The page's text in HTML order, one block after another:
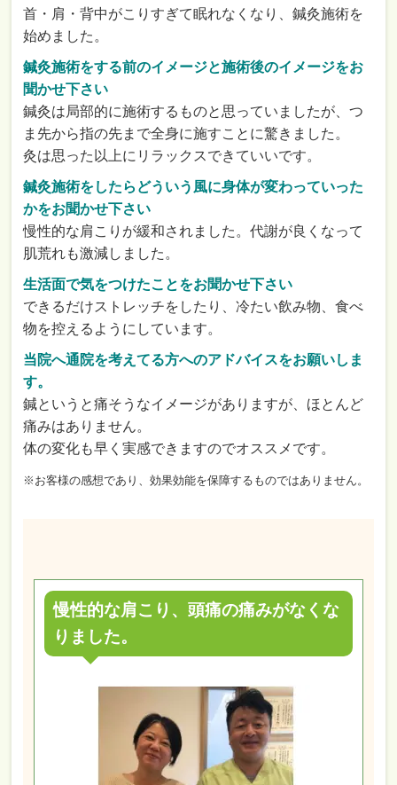
首・肩・背中がこりすぎて眠れなくなり、鍼灸施術を
始めました。
鍼灸施術をする前のイメージと施術後のイメージをお
聞かせ下さい
鍼灸は局部的に施術するものと思っていましたが、つ
ま先から指の先まで全身に施すことに驚きました。
灸は思った以上にリラックスできていいです。
鍼灸施術をしたらどういう風に身体が変わっていった
かをお聞かせ下さい
慢性的な肩こりが緩和されました。代謝が良くなって
肌荒れも激減しました。
生活面で気をつけたことをお聞かせ下さい
できるだけストレッチをしたり、冷たい飲み物、食べ
物を控えるようにしています。
当院へ通院を考えてる方へのアドバイスをお願いしま
す。
鍼というと痛そうなイメージがありますが、ほとんど
痛みはありません。
体の変化も早く実感できますのでオススメです。
※お客様の感想であり、効果効能を保障するものではありません。
慢性的な肩こり、頭痛の痛みがなくな
りました。